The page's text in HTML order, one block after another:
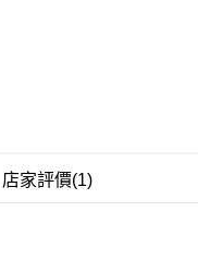
店家評價(1)